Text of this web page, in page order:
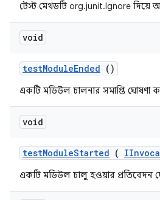
টেস্ট মেথডটি org.junit.Ignore দিয়ে
void
testModuleEnded ()
একটি মডিউল চালনার সমাপ্তি ঘোষণা
void
testModuleStarted (
একটি মডিউল চালু হওয়ার প্রতিবেদন